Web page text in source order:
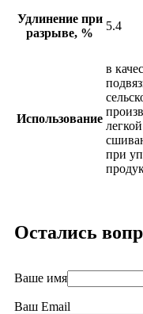
Удлинение при
разрыве, %
5.4
Использование
в
при
Остались
Ваше имя
Ваш Email